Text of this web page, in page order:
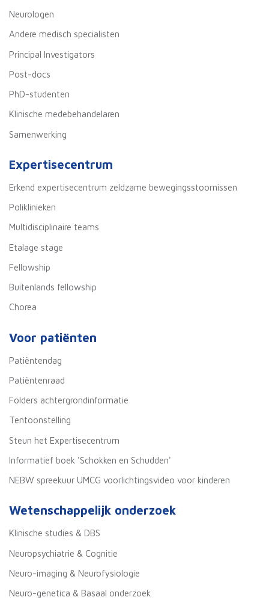
Neurologen
Andere medisch specialisten
Principal Investigators
Post-docs
PhD-studenten
Klinische medebehandelaren
Samenwerking
Expertisecentrum
Erkend expertisecentrum zeldzame bewegingsstoornissen
Poliklinieken
Multidisciplinaire teams
Etalage stage
Fellowship
Buitenlands fellowship
Chorea
Voor patiënten
Patiëntendag
Patiëntenraad
Folders achtergrondinformatie
Tentoonstelling
Steun het Expertisecentrum
Informatief boek 'Schokken en Schudden'
NEBW spreekuur UMCG voorlichtingsvideo voor kinderen
Wetenschappelijk onderzoek
Klinische studies & DBS
Neuropsychiatrie & Cognitie
Neuro-imaging & Neurofysiologie
Neuro-genetica & Basaal onderzoek